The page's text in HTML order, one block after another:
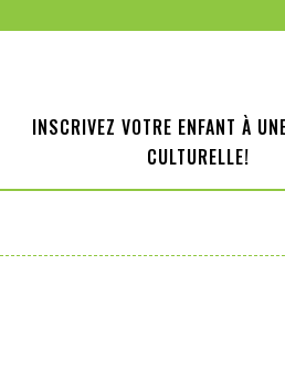
INSCRIVEZ VOTRE ENFANT À
CULTURELLE!